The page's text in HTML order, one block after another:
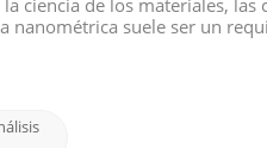
ciencia de los materiales, las
nanométrica suele ser un